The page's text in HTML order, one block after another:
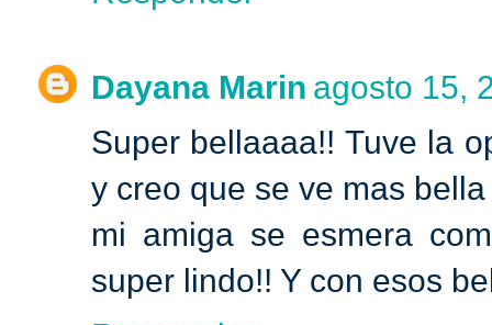
Dayana Marin agosto 15,
Super bellaaaa!! Tuve la
y creo que se ve mas
mi amiga se esmera
super lindo!! Y con esos